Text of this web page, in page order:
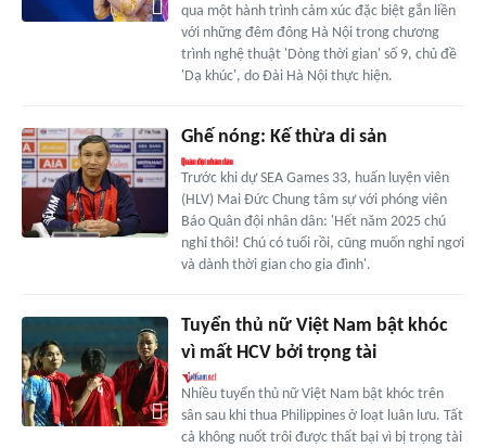
qua một hành trình cảm xúc đặc biệt gắn liền
với những đêm đông Hà Nội trong chương
trình nghệ thuật 'Dòng thời gian' số 9, chủ đề
'Dạ khúc', do Đài Hà Nội thực hiện.
Ghế nóng: Kế thừa di sản
Trước khi dự SEA Games 33, huấn luyện viên
(HLV) Mai Đức Chung tâm sự với phóng viên
Báo Quân đội nhân dân: 'Hết năm 2025 chú
nghỉ thôi! Chú có tuổi rồi, cũng muốn nghỉ ngơi
và dành thời gian cho gia đình'.
Tuyển thủ nữ Việt Nam bật khóc
vì mất HCV bởi trọng tài
Nhiều tuyển thủ nữ Việt Nam bật khóc trên
sân sau khi thua Philippines ở loạt luân lưu. Tất
cả không nuốt trôi được thất bại vì bị trọng tài